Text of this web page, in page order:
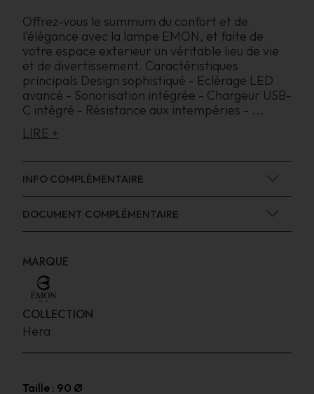
Offrez-vous le summum du confort et de
l'élégance avec la lampe EMON, et faite de
votre espace exterieur un véritable lieu de vie
et de divertissement. Caractéristiques
principals Design sophistiqué - Eclérage LED
avancé - Sonorisation intégrée - Chargeur USB-
C intégré - Résistance aux intempéries - ...
LIRE +
INFO COMPLÉMENTAIRE
DOCUMENT COMPLÉMENTAIRE
MARQUE
COLLECTION
Hera
Taille : 90 Ø